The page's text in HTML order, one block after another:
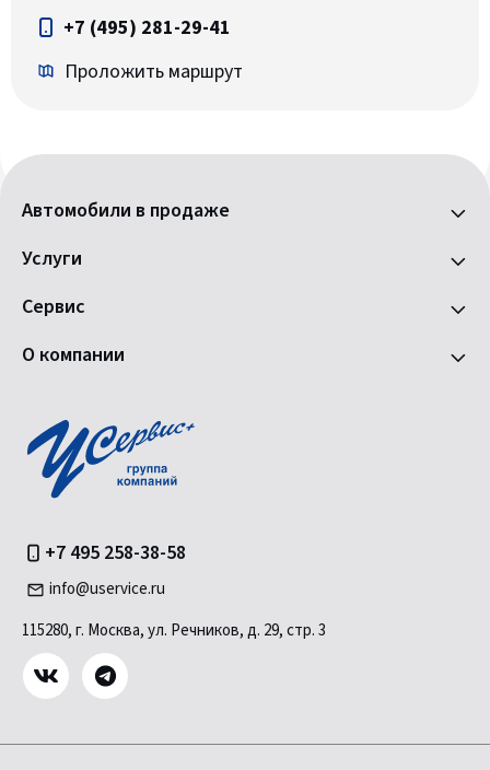
+7 (495) 281-29-41
Проложить маршрут
Автомобили в продаже
Услуги
Сервис
О компании
+7 495 258-38-58
info@uservice.ru
115280, г. Москва, ул. Речников, д. 29, стр. 3